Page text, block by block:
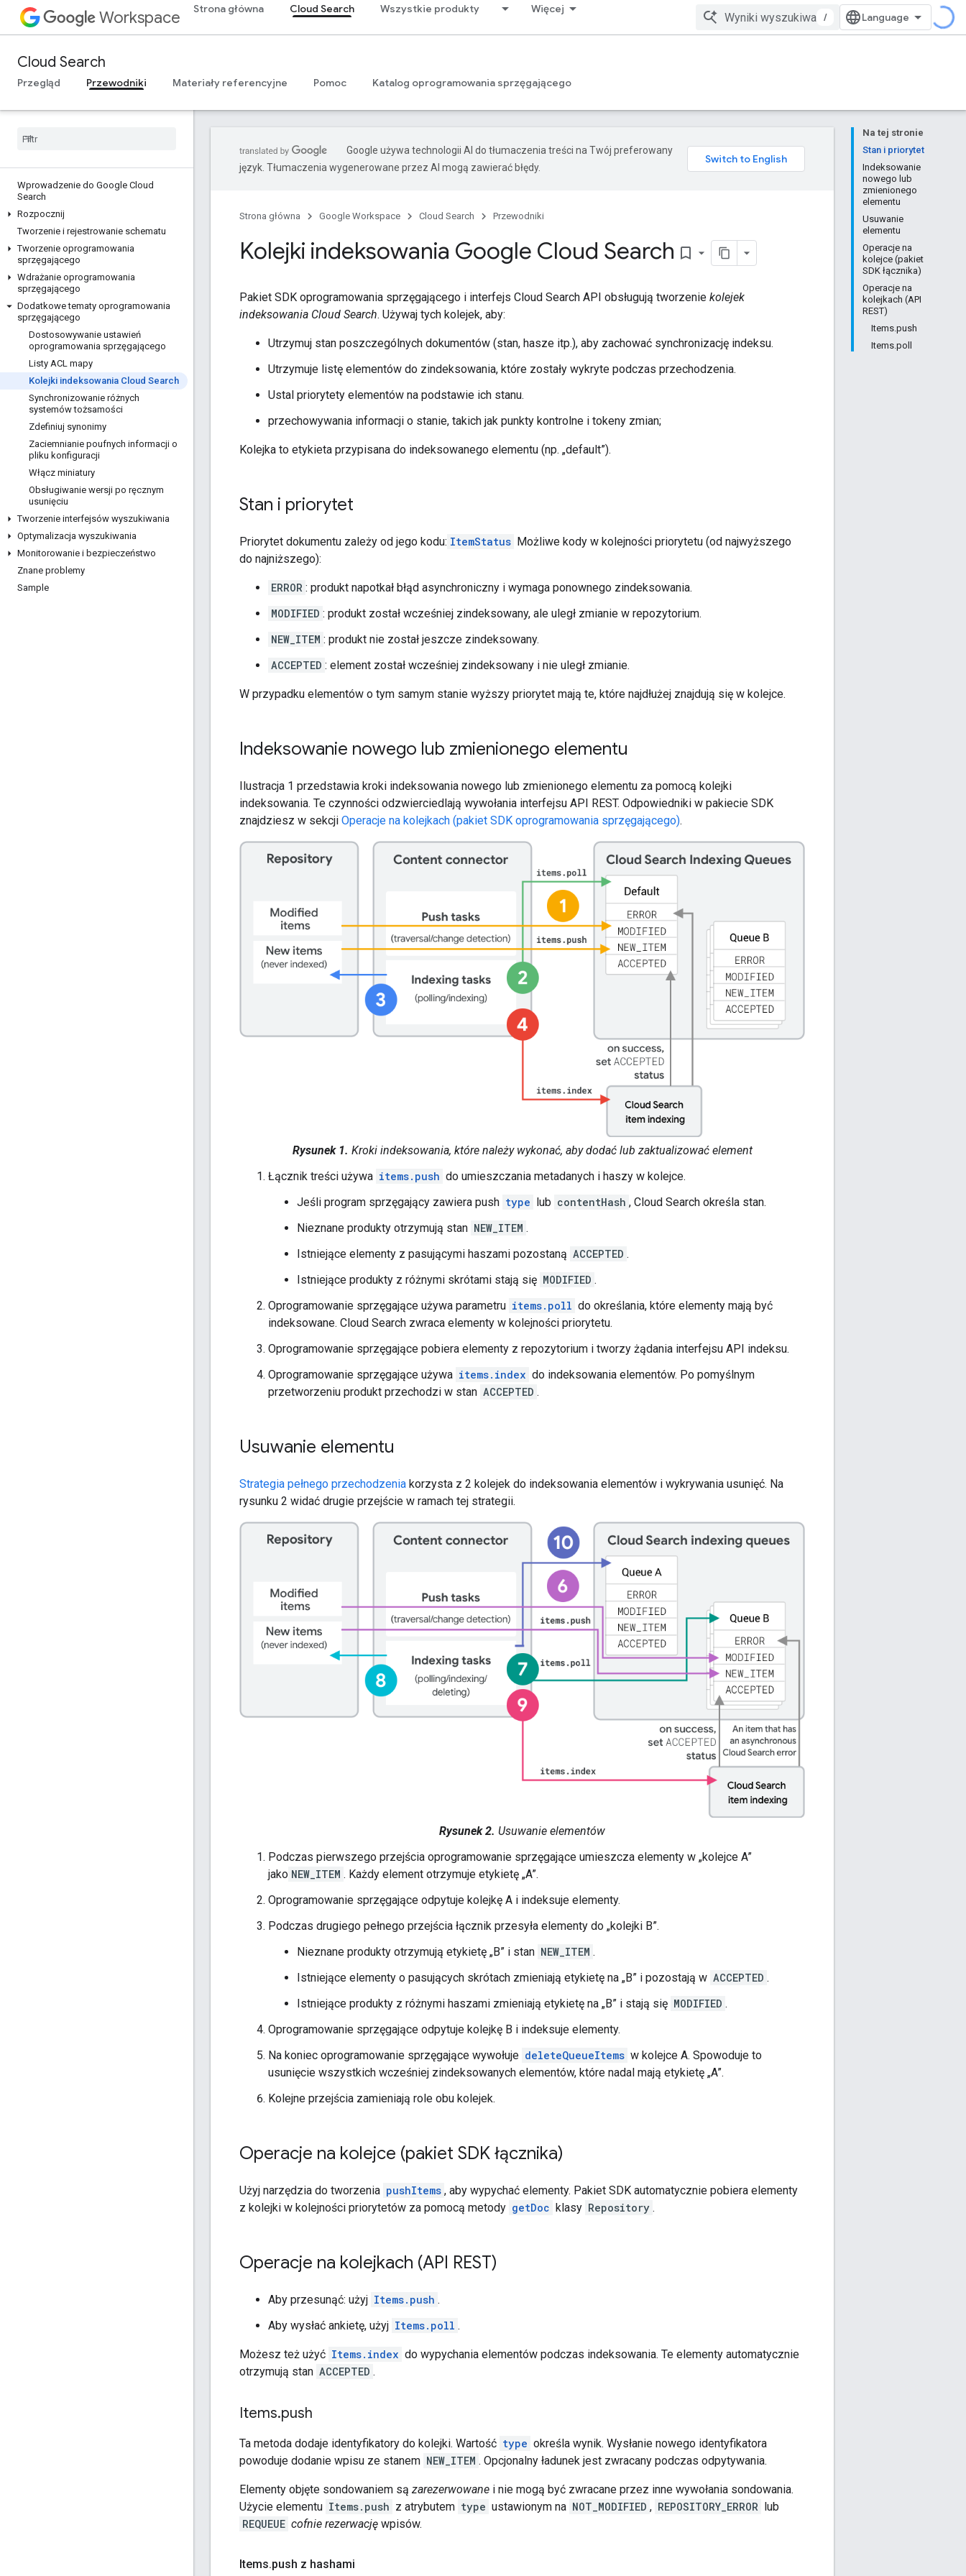
Workspace Strona główna Cloud Search Wszystkie produkty Więcej
/
Cloud Search
Przegląd Przewodniki Materiały referencyjne Pomoc Katalog oprogramowania sprzęgającego
Wprowadzenie do Google Cloud
Search
Rozpocznij
Tworzenie i rejestrowanie schematu
Tworzenie oprogramowania
sprzęgającego
Wdrażanie oprogramowania
sprzęgającego
Dodatkowe tematy oprogramowania
sprzęgającego
Dostosowywanie ustawień
oprogramowania sprzęgającego
Listy ACL mapy
Kolejki indeksowania Cloud Search
Synchronizowanie różnych
systemów tożsamości
Zdefiniuj synonimy
Zaciemnianie poufnych informacji o
pliku konfiguracji
Włącz miniatury
Obsługiwanie wersji po ręcznym
usunięciu
Tworzenie interfejsów wyszukiwania
Optymalizacja wyszukiwania
Monitorowanie i bezpieczeństwo
Znane problemy
Sample
Na tej stronie
Stan i priorytet
Indeksowanie
nowego lub
zmienionego
elementu
Usuwanie
elementu
Operacje na
kolejce (pakiet
SDK łącznika)
Operacje na
kolejkach (API
REST)
Items.push
Items.poll
Google używa technologii AI do tłumaczenia treści na Twój preferowany
język. Tłumaczenia wygenerowane przez AI mogą zawierać błędy.
Strona główna Google Workspace Cloud Search Przewodniki
Kolejki indeksowania Google Cloud Search bookmark_border
Pakiet SDK oprogramowania sprzęgającego i interfejs Cloud Search API obsługują tworzenie kolejek
indeksowania Cloud Search. Używaj tych kolejek, aby:
Utrzymuj stan poszczególnych dokumentów (stan, hasze itp.), aby zachować synchronizację indeksu.
Utrzymuje listę elementów do zindeksowania, które zostały wykryte podczas przechodzenia.
Ustal priorytety elementów na podstawie ich stanu.
przechowywania informacji o stanie, takich jak punkty kontrolne i tokeny zmian;
Kolejka to etykieta przypisana do indeksowanego elementu (np. „default”).
Stan i priorytet
Priorytet dokumentu zależy od jego kodu: ItemStatus Możliwe kody w kolejności priorytetu (od najwyższego
do najniższego):
ERROR : produkt napotkał błąd asynchroniczny i wymaga ponownego zindeksowania.
MODIFIED : produkt został wcześniej zindeksowany, ale uległ zmianie w repozytorium.
NEW_ITEM : produkt nie został jeszcze zindeksowany.
ACCEPTED : element został wcześniej zindeksowany i nie uległ zmianie.
W przypadku elementów o tym samym stanie wyższy priorytet mają te, które najdłużej znajdują się w kolejce.
Indeksowanie nowego lub zmienionego elementu
Ilustracja 1 przedstawia kroki indeksowania nowego lub zmienionego elementu za pomocą kolejki
indeksowania. Te czynności odzwierciedlają wywołania interfejsu API REST. Odpowiedniki w pakiecie SDK
znajdziesz w sekcji Operacje na kolejkach (pakiet SDK oprogramowania sprzęgającego).
Rysunek 1. Kroki indeksowania, które należy wykonać, aby dodać lub zaktualizować element
Łącznik treści używa items.push do umieszczania metadanych i haszy w kolejce.
Jeśli program sprzęgający zawiera push type lub contentHash , Cloud Search określa stan.
Nieznane produkty otrzymują stan NEW_ITEM .
Istniejące elementy z pasującymi haszami pozostaną ACCEPTED .
Istniejące produkty z różnymi skrótami stają się MODIFIED .
Oprogramowanie sprzęgające używa parametru items.poll do określania, które elementy mają być
indeksowane. Cloud Search zwraca elementy w kolejności priorytetu.
Oprogramowanie sprzęgające pobiera elementy z repozytorium i tworzy żądania interfejsu API indeksu.
Oprogramowanie sprzęgające używa items.index do indeksowania elementów. Po pomyślnym
przetworzeniu produkt przechodzi w stan ACCEPTED .
Usuwanie elementu
Strategia pełnego przechodzenia korzysta z 2 kolejek do indeksowania elementów i wykrywania usunięć. Na
rysunku 2 widać drugie przejście w ramach tej strategii.
Rysunek 2. Usuwanie elementów
Podczas pierwszego przejścia oprogramowanie sprzęgające umieszcza elementy w „kolejce A”
jako NEW_ITEM . Każdy element otrzymuje etykietę „A”.
Oprogramowanie sprzęgające odpytuje kolejkę A i indeksuje elementy.
Podczas drugiego pełnego przejścia łącznik przesyła elementy do „kolejki B”.
Nieznane produkty otrzymują etykietę „B” i stan NEW_ITEM .
Istniejące elementy o pasujących skrótach zmieniają etykietę na „B” i pozostają w ACCEPTED .
Istniejące produkty z różnymi haszami zmieniają etykietę na „B” i stają się MODIFIED .
Oprogramowanie sprzęgające odpytuje kolejkę B i indeksuje elementy.
Na koniec oprogramowanie sprzęgające wywołuje deleteQueueItems w kolejce A. Spowoduje to
usunięcie wszystkich wcześniej zindeksowanych elementów, które nadal mają etykietę „A”.
Kolejne przejścia zamieniają role obu kolejek.
Operacje na kolejce (pakiet SDK łącznika)
Użyj narzędzia do tworzenia pushItems , aby wypychać elementy. Pakiet SDK automatycznie pobiera elementy
z kolejki w kolejności priorytetów za pomocą metody getDoc klasy Repository .
Operacje na kolejkach (API REST)
Aby przesunąć: użyj Items.push .
Aby wysłać ankietę, użyj Items.poll .
Możesz też użyć Items.index do wypychania elementów podczas indeksowania. Te elementy automatycznie
otrzymują stan ACCEPTED .
Items.push
Ta metoda dodaje identyfikatory do kolejki. Wartość type określa wynik. Wysłanie nowego identyfikatora
powoduje dodanie wpisu ze stanem NEW_ITEM . Opcjonalny ładunek jest zwracany podczas odpytywania.
Elementy objęte sondowaniem są zarezerwowane i nie mogą być zwracane przez inne wywołania sondowania.
Użycie elementu Items.push z atrybutem type ustawionym na NOT_MODIFIED , REPOSITORY_ERROR
lub
REQUEUE cofnie rezerwację wpisów.
Items.push z hashami